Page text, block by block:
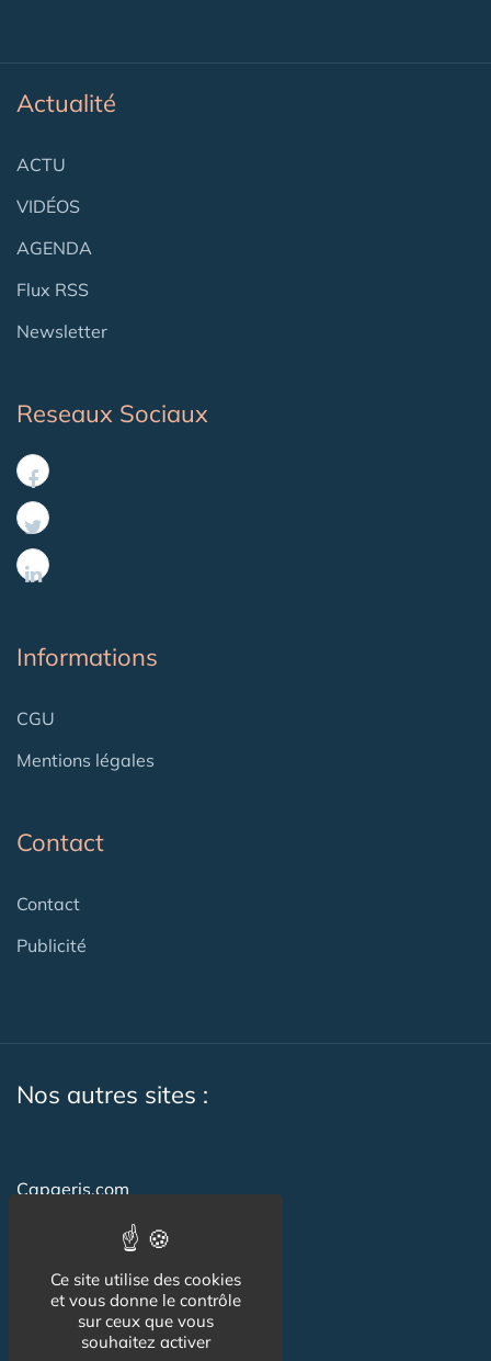
Actualité
ACTU
VIDÉOS
AGENDA
Flux RSS
Newsletter
Reseaux Sociaux
Informations
CGU
Mentions légales
Contact
Contact
Publicité
Nos autres sites :
Capgeris.com
Seniorissimmo.com
Emploi-formation-sante.com
Aidant.info
Creche-et-naissance.com
Ce site utilise des cookies
et vous donne le contrôle
sur ceux que vous
souhaitez activer